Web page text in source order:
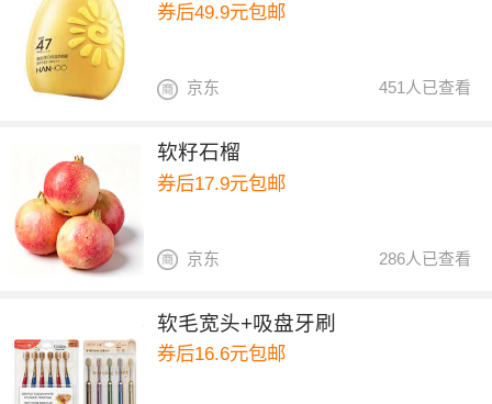
券后49.9元包邮
451人已查看
京东
软籽石榴
券后17.9元包邮
286人已查看
京东
软毛宽头+吸盘牙刷
券后16.6元包邮